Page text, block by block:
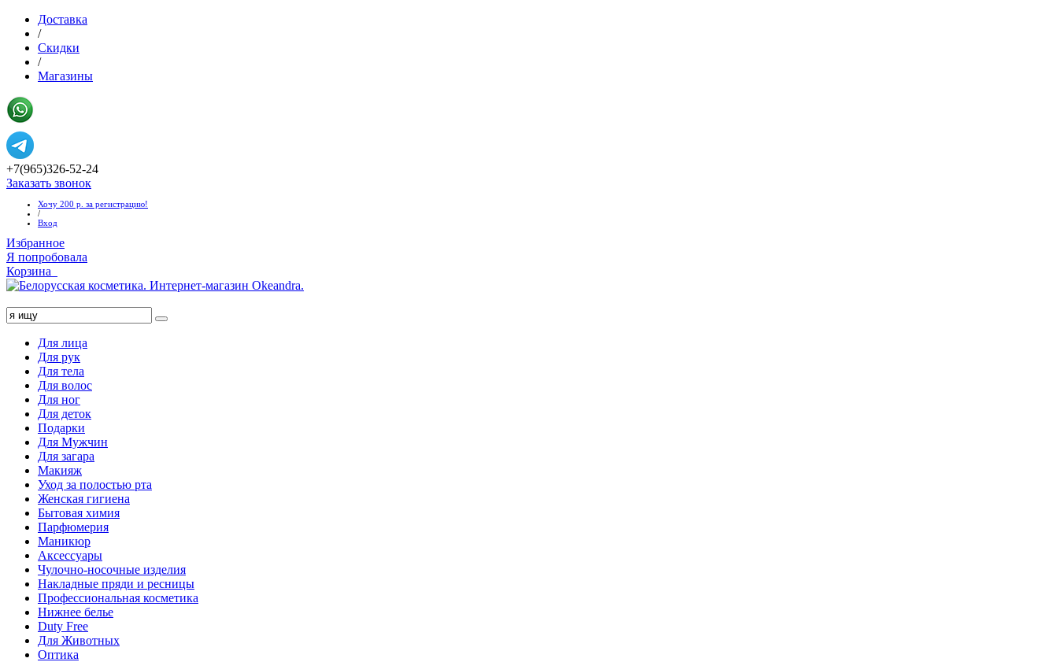
Доставка
/
Скидки
/
Магазины
+7(965)326-52-24
Заказать звонок
Хочу 200 р. за регистрацию!
/
Вход
Избранное
Я попробовала
Корзина
Для лица
Для рук
Для тела
Для волос
Для ног
Для деток
Подарки
Для Мужчин
Для загара
Макияж
Уход за полостью рта
Женская гигиена
Бытовая химия
Парфюмерия
Маникюр
Аксессуары
Чулочно-носочные изделия
Накладные пряди и ресницы
Профессиональная косметика
Нижнее белье
Duty Free
Для Животных
Оптика